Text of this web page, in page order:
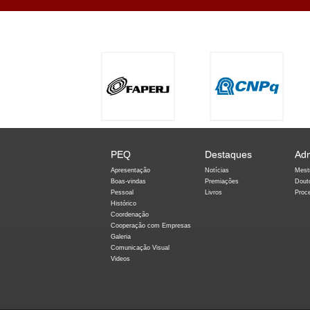
PEQ
Apresentação
Boas-vindas
Pessoal
Histórico
Coordenação
Cooperação com Empresas
Galeria
Comunicação Visual
Videos
Destaques
Notícias
Premiações
Livros